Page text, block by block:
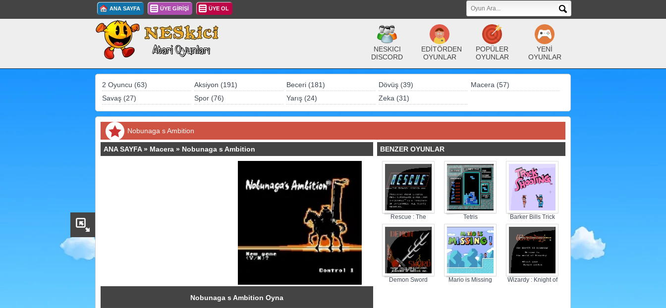
ANA SAYFA ÜYE GİRİŞİ ÜYE OL
YENİ
OYUNLAR
POPÜLER
OYUNLAR
EDİTÖRDEN
OYUNLAR
NESKICI
DISCORD
2 Oyuncu (63) Aksiyon (191) Beceri (181) Dövüş (39)
Macera (57)
Savaş (27)
Spor (76) Yarış (24) Zeka (31)
Nobunaga s Ambition
ANA SAYFA» Macera » Nobunaga s Ambition
Nobunaga s Ambition Oyna
BENZER OYUNLAR
Rescue : The
Embassy Mission
Tetris
Barker Bills Trick
Shooting
Demon Sword Mario is Missing
Wizardy : Knight of